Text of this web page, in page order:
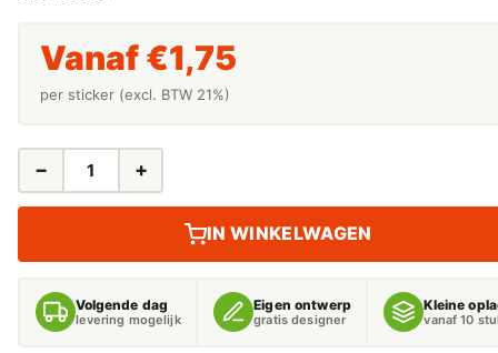
Vanaf €1,75
per sticker (excl. BTW 21%)
LEIDINGSTICKERS
AANTAL
− +
IN WINKELWAGEN
Volgende dag
levering mogelijk
Eigen ontwerp
gratis designer
Kleine
vanaf 10